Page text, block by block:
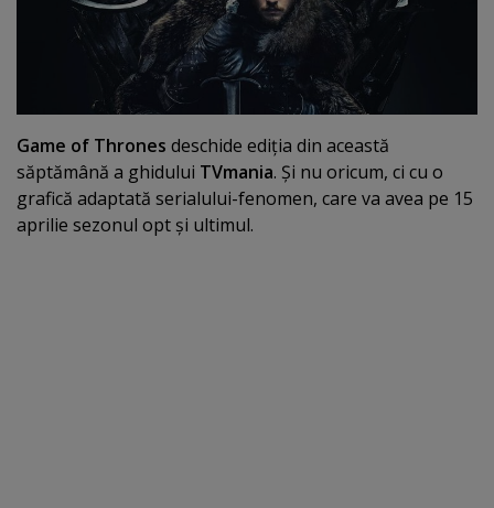
Game of Thrones deschide ediţia din această
săptămână a ghidului TVmania. Şi nu oricum, ci cu o
grafică adaptată serialului-fenomen, care va avea pe 15
aprilie sezonul opt şi ultimul.